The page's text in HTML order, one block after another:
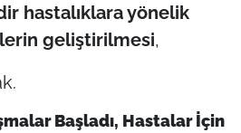
hastalıklara yönelik
geliştirilmesi,
Başladı, Hastalar İçin